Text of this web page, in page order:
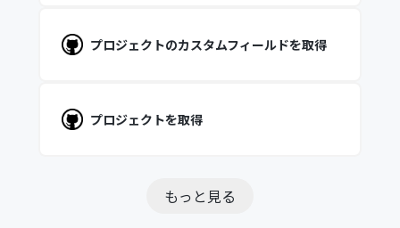
プロジェクトのカスタムフィールドを取得
プロジェクトを取得
もっと見る